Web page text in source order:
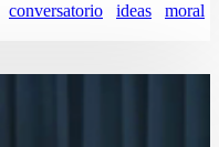
conversatorio ideas
moral